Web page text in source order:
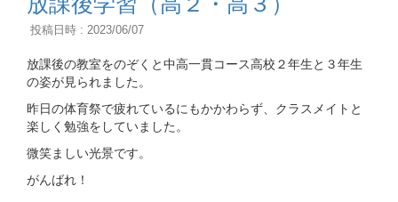
投稿日時 : 2023/06/07
放課後の教室をのぞくと中高一貫コース高校２年生と３年生
の姿が見られました。
昨日の体育祭で疲れているにもかかわらず、クラスメイトと
楽しく勉強をしていました。
微笑ましい光景です。
がんばれ！